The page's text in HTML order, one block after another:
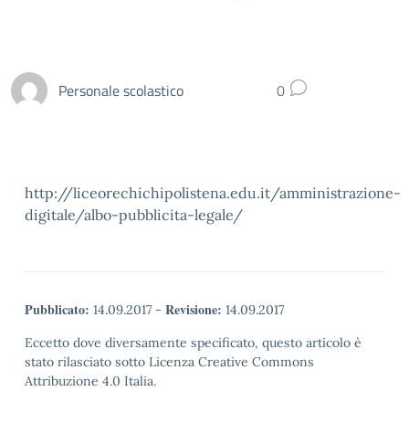
Personale scolastico 0
http://liceorechichipolistena.edu.it/amministrazione-
digitale/albo-pubblicita-legale/
Pubblicato: 14.09.2017 - Revisione: 14.09.2017
Eccetto dove diversamente specificato, questo articolo è
stato rilasciato sotto Licenza Creative Commons
Attribuzione 4.0 Italia.